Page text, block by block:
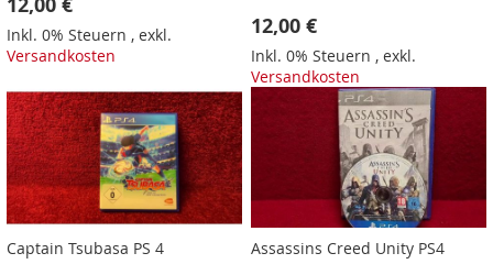
Inkl. 0% Steuern , exkl.
Versandkosten
12,00 €
Inkl. 0% Steuern ,exkl.
Versandkosten
Captain Tsubasa PS 4 Assassins Creed Unity PS4